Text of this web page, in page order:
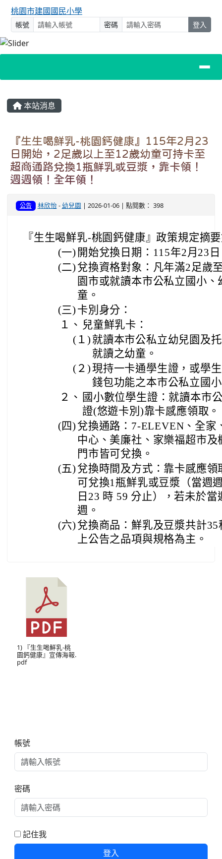
桃園市建國國民小學
帳號 密碼 登入
主內容區域
本站消息
『生生喝鮮乳-桃園鈣健康』115年2月23
日開始，2足歲以上至12歲幼童可持卡至
超商通路兌換1瓶鮮乳或豆漿，靠卡領！
週週領！全年領！
公告 林欣怡-幼兒園 | 2026-01-06 | 點閱數： 398
『生生喝鮮乳-桃園鈣健康』政策規定摘
(一) 開始兌換日期：115年2月23
(二)兌換資格對象：凡年滿2足歲
園市或就讀本市公私立國小
童。
(三) 卡別身分：
１、 兒童鮮乳卡：
(１) 就讀本市公私立幼兒園及
就讀之幼童。
(２)現持一卡通學生證，或學
錢包功能之本市公私立國
２、 國小數位學生證：就讀本市
證(悠遊卡別)靠卡感應領取。
(四)兌換通路：7-ELEVEN、全家
中心、美廉社、家樂福超市
門市皆可兌換。
(五)兌換時間及方式：靠卡感應
可兌換1瓶鮮乳或豆漿（當週
日23 時 59 分止），若未於
週。
(六)兌換商品：鮮乳及豆漿共計
上公告之品項與規格為主。
1) 『生生喝鮮乳-桃
園鈣健康』宣傳海報.
pdf
帳號
密碼
記住我
登入